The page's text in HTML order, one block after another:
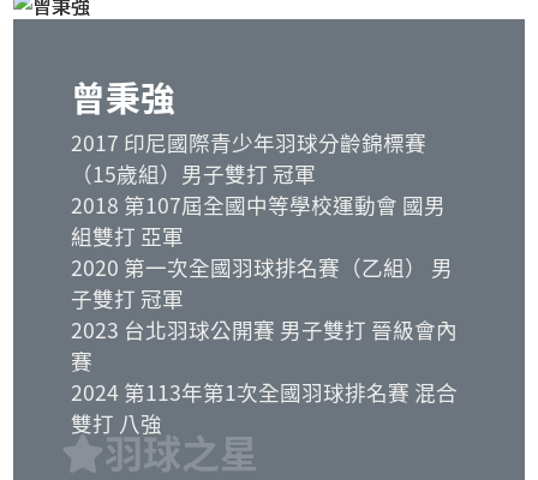
曾秉強
2017 印尼國際青少年羽球分齡錦標賽
（15歲組）男子雙打 冠軍
2018 第107屆全國中等學校運動會 國男
組雙打 亞軍
2020 第一次全國羽球排名賽（乙組） 男
子雙打 冠軍
2023 台北羽球公開賽 男子雙打 晉級會內
賽
2024 第113年第1次全國羽球排名賽 混合
雙打 八強
羽球之星